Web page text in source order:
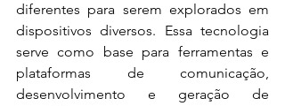
diferentes para serem explorados em
dispositivos diversos. Essa tecnologia
serve como base para ferramentas e
plataformas de comunicação,
desenvolvimento e geração de